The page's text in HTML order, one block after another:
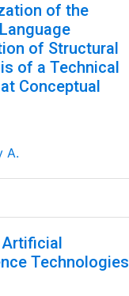
of the
of Structural
of a Technical
Conceptual
A.
Technologies